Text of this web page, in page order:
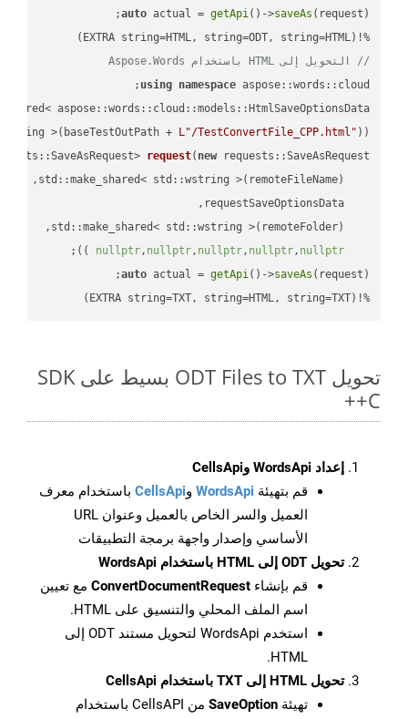
auto actual = getApi()->saveAs
%!(EXTRA string=HTML, string=ODT, string=HTML)
// التحويل إلى HTML باستخدام Aspose.Words
using namespace aspose::words::cloud;
>(baseTestOutPath + L"/TestConvertFile_CPP.html" ));
request( new
nullptr, nullptr, nullptr, nullptr, nullptr
))
;
auto actual = getApi()->saveAs
%!(EXTRA string=TXT, string=HTML, string=TXT)
تحويل ODT Files to TXT بسيط على SDK
C++
إعداد WordsApi وCellsApi
قم بتهيئة WordsApi وCellsApi باستخدام معرف
العميل والسر الخاص بالعميل وعنوان URL
الأساسي وإصدار واجهة برمجة التطبيقات
تحويل ODT إلى HTML باستخدام WordsApi
قم بإنشاء ConvertDocumentRequest مع تعيين
اسم الملف المحلي والتنسيق على HTML.
استخدم WordsApi لتحويل مستند ODT إلى
HTML.
تحويل HTML إلى TXT باستخدام CellsApi
تهيئة SaveOption
من CellsAPI باستخدام